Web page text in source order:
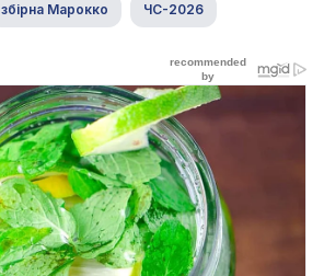
збірна Марокко ЧС-2026